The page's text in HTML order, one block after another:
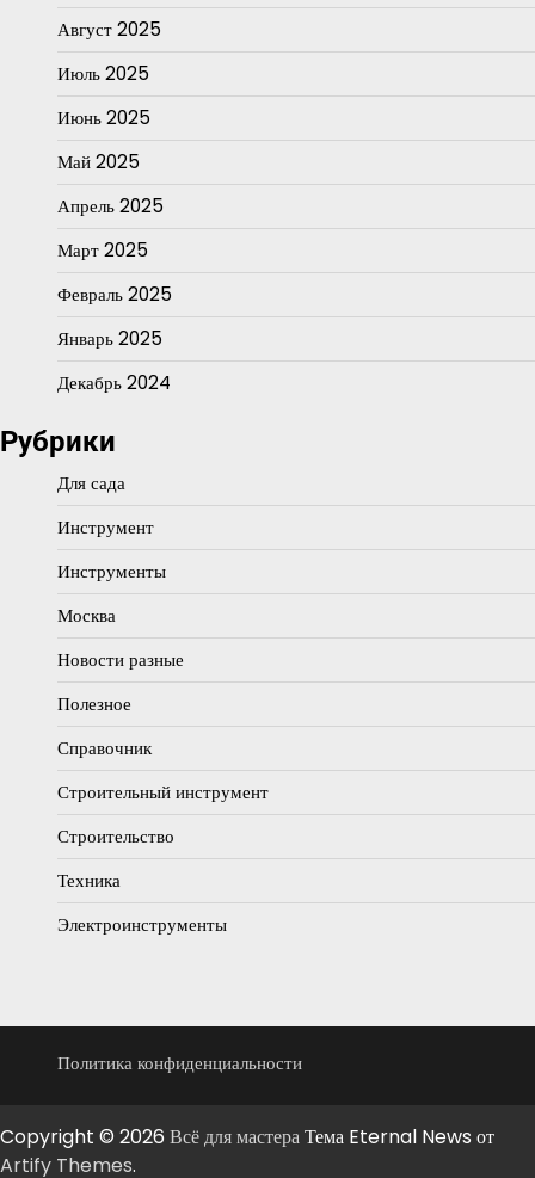
Август 2025
Июль 2025
Июнь 2025
Май 2025
Апрель 2025
Март 2025
Февраль 2025
Январь 2025
Декабрь 2024
Рубрики
Для сада
Инструмент
Инструменты
Москва
Новости разные
Полезное
Справочник
Строительный инструмент
Строительство
Техника
Электроинструменты
Политика конфиденциальности
Copyright © 2026 Всё для мастераТема Eternal News от
Artify Themes.